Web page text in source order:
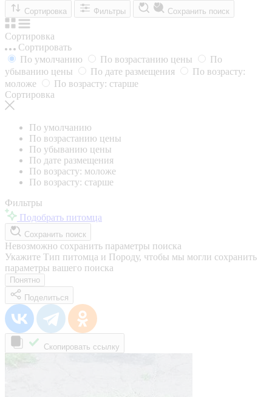
Сортировка Фильтры Сохранить поиск
Сортировка
Сортировать
По умолчанию
По возрастанию цены
По
убыванию цены
По дате размещения
По возрасту:
моложе
По возрасту: старше
Сортировка
По умолчанию
По возрастанию цены
По убыванию цены
По дате размещения
По возрасту: моложе
По возрасту: старше
Фильтры
Подобрать питомца
Сохранить поиск
Невозможно сохранить параметры поиска
Укажите Тип питомца и Породу, чтобы мы могли сохранить
параметры вашего поиска
Понятно
Поделиться
Скопировать ссылку